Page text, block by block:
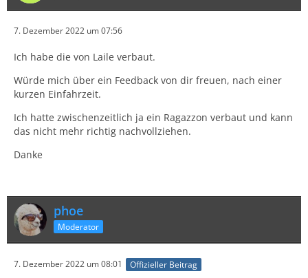
7. Dezember 2022 um 07:56
Ich habe die von Laile verbaut.
Würde mich über ein Feedback von dir freuen, nach einer
kurzen Einfahrzeit.
Ich hatte zwischenzeitlich ja ein Ragazzon verbaut und kann
das nicht mehr richtig nachvollziehen.
Danke
phoe
Moderator
7. Dezember 2022 um 08:01 Offizieller Beitrag